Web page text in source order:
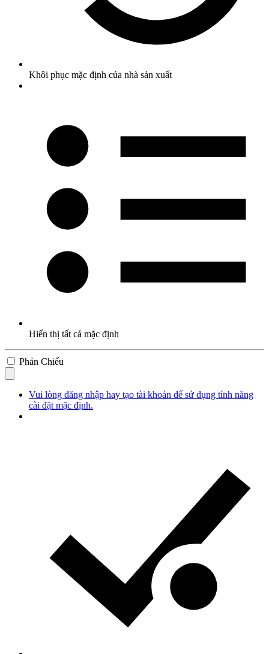
Khôi phục mặc định của nhà sản xuất
Hiển thị tất cả mặc định
Phản Chiếu
Vui lòng đăng nhập hay tạo tài khoản để sử dụng tính năng
cài đặt mặc định.